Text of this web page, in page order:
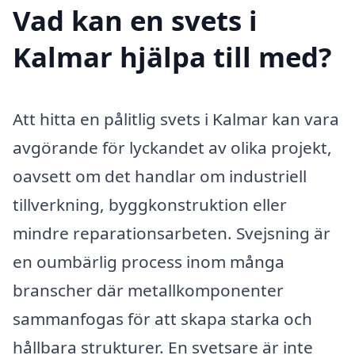
Vad kan en svets i
Kalmar hjälpa till med?
Att hitta en pålitlig svets i Kalmar kan vara
avgörande för lyckandet av olika projekt,
oavsett om det handlar om industriell
tillverkning, byggkonstruktion eller
mindre reparationsarbeten. Svejsning är
en oumbärlig process inom många
branscher där metallkomponenter
sammanfogas för att skapa starka och
hållbara strukturer. En svetsare är inte